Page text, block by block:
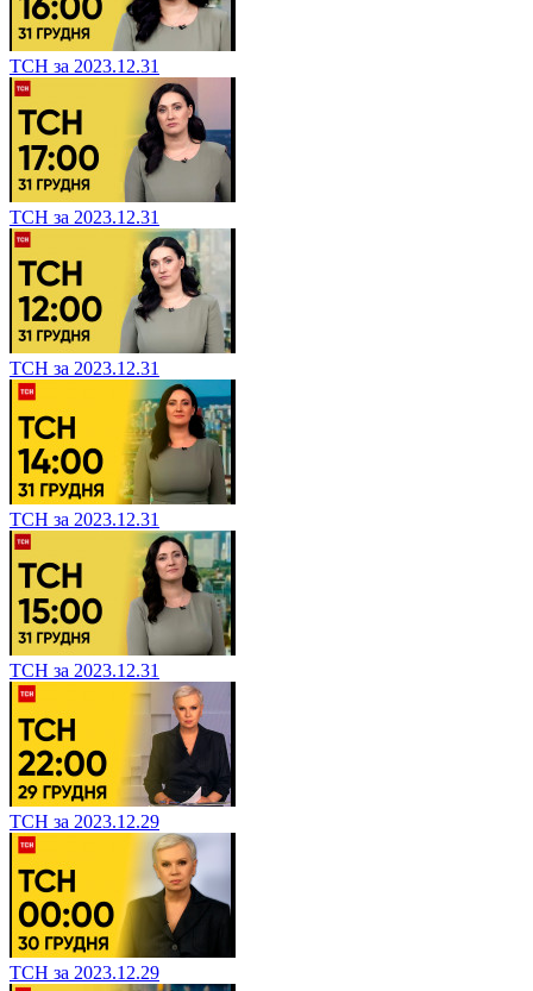
ТСН за 2023.12.31
ТСН за 2023.12.31
ТСН за 2023.12.31
ТСН за 2023.12.31
ТСН за 2023.12.31
ТСН за 2023.12.29
ТСН за 2023.12.29